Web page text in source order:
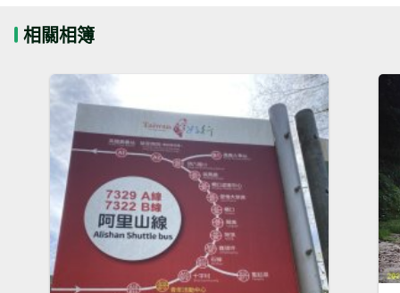
相關相簿